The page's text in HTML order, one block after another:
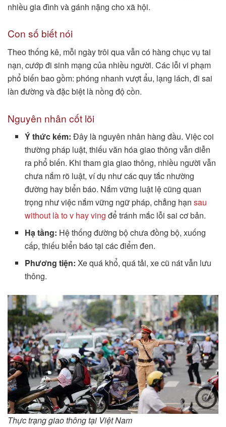
nhiều gia đình và gánh nặng cho xã hội.
Con số biết nói
Theo thống kê, mỗi ngày trôi qua vẫn có hàng chục vụ tai
nạn, cướp đi sinh mạng của nhiều người. Các lỗi vi phạm
phổ biến bao gồm: phóng nhanh vượt ẩu, lạng lách, đi sai
làn đường và đặc biệt là nồng độ cồn.
Nguyên nhân cốt lõi
Ý thức kém: Đây là nguyên nhân hàng đầu. Việc coi
thường pháp luật, thiếu văn hóa giao thông vẫn diễn
ra phổ biến. Khi tham gia giao thông, nhiều người vẫn
chưa nắm rõ luật, ví dụ như các quy tắc nhường
đường hay biển báo. Nắm vững luật lệ cũng quan
trọng như việc nắm vững ngữ pháp, chẳng hạnsau
without là to v hay ving để tránh mắc lỗi sai cơ bản.
Hạ tầng: Hệ thống đường bộ chưa đồng bộ, xuống
cấp, thiếu biển báo tại các điểm đen.
Phương tiện: Xe quá khổ, quá tải, xe cũ nát vẫn lưu
thông.
Thực trạng giao thông tại Việt Nam